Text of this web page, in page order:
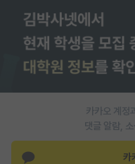
유학교육
이벤트
반도체 아카데미
카카오 계정
댓글 알람,
카